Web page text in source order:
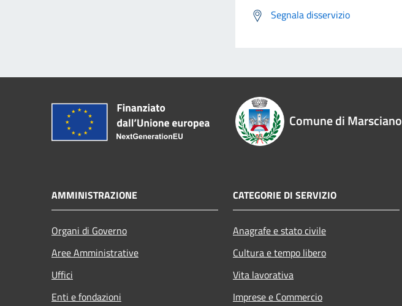
Segnala disservizio
Comune di Marsciano
AMMINISTRAZIONE
Organi di Governo
Aree Amministrative
Uffici
Enti e fondazioni
CATEGORIE DI SERVIZIO
Anagrafe e stato civile
Cultura e tempo libero
Vita lavorativa
Imprese e Commercio